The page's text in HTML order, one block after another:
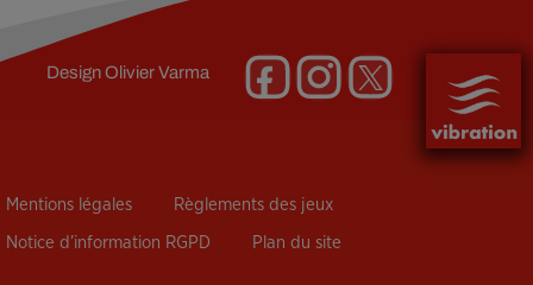
DesignOlivier Varma
Mentions légales Règlements des jeux
Notice d’information RGPD Plan du site